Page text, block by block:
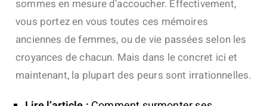
sommes en mesure d’accoucher. Effectivement,
vous portez en vous toutes ces mémoires
anciennes de femmes, ou de vie passées selon les
croyances de chacun. Mais dans le concret ici et
maintenant, la plupart des peurs sont irrationnelles.